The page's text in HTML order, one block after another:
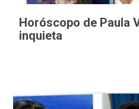
Horóscopo de Paula
inquieta